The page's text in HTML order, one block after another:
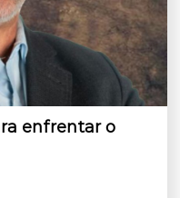
enfrentar o